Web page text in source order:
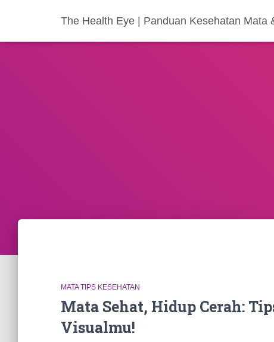
The Health Eye | Panduan Kesehatan Mata
MATA TIPS KESEHATAN
Mata Sehat, Hidup Cerah:
Visualmu!